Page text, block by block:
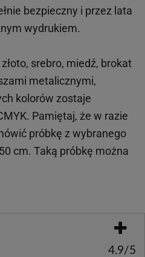
bezpieczny i przez lata
wydrukiem.
srebro, miedź, brokat
metalicznymi,
kolorów zostaje
Pamiętaj, że w razie
próbkę z wybranego
cm. Taką próbkę można
4.9/5